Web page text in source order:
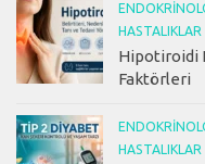
HASTALIKLAR
Hipotiroidi
Faktörleri
HASTALIKLAR